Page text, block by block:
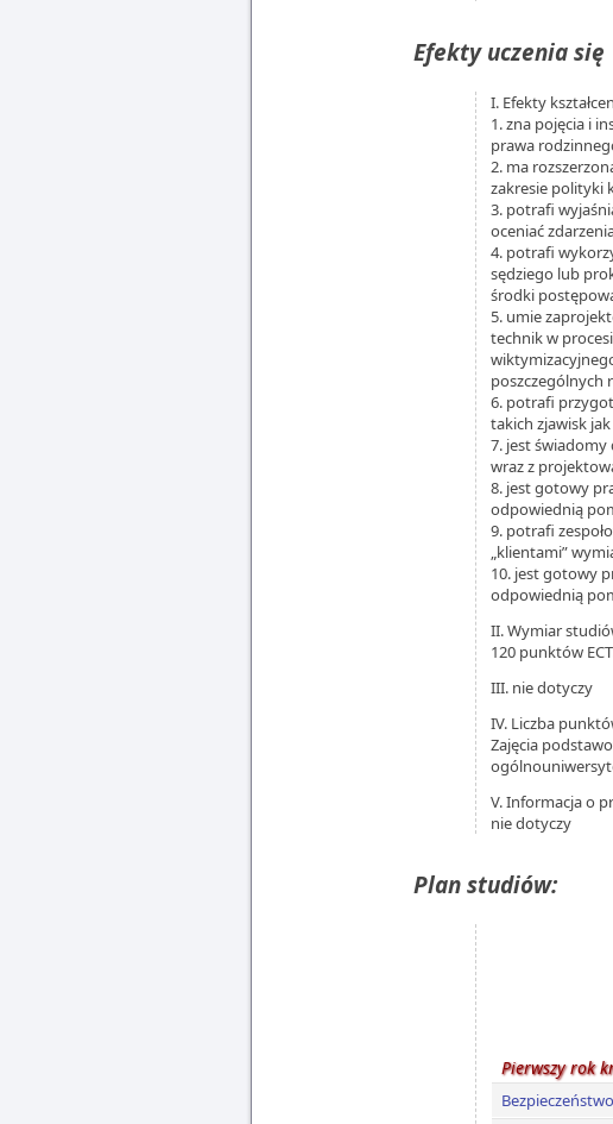
Efekty uczenia się
I. Efekty
1. zna pojęcia i
prawa
2. ma
zakresie polityki
3. potrafi
oceniać
4. potrafi
sędziego lub
środki
5. umie
technik w
poszczególnych
6. potrafi
takich zjawisk
7. jest
wraz z
8. jest gotowy
odpowiednią
9. potrafi
„klientami”
10. jest gotowy
odpowiednią
II. Wymiar
120 punktów
III. nie dotyczy
IV. Liczba
Zajęcia
V. Informacja o
nie dotyczy
Plan studiów:
Pierwszy rok